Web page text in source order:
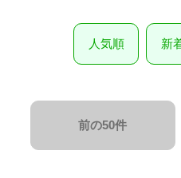
人気順 新
前の50件